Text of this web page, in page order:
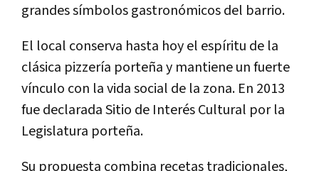
grandes símbolos gastronómicos del barrio.
El local conserva hasta hoy el espíritu de la
clásica pizzería porteña y mantiene un fuerte
vínculo con la vida social de la zona. En 2013
fue declarada Sitio de Interés Cultural por la
Legislatura porteña.
Su propuesta combina recetas tradicionales,